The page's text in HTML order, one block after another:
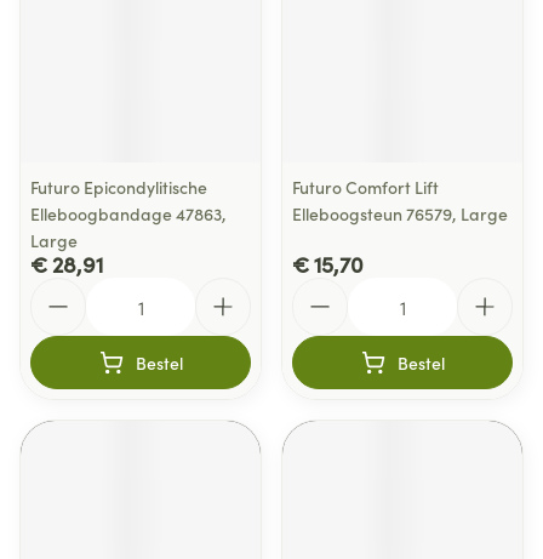
Futuro Epicondylitische
Elleboogbandage 47863,
Large
€ 28,91
Bestel
Futuro Comfort Lift
Elleboogsteun 76579, Large
€ 15,70
Bestel